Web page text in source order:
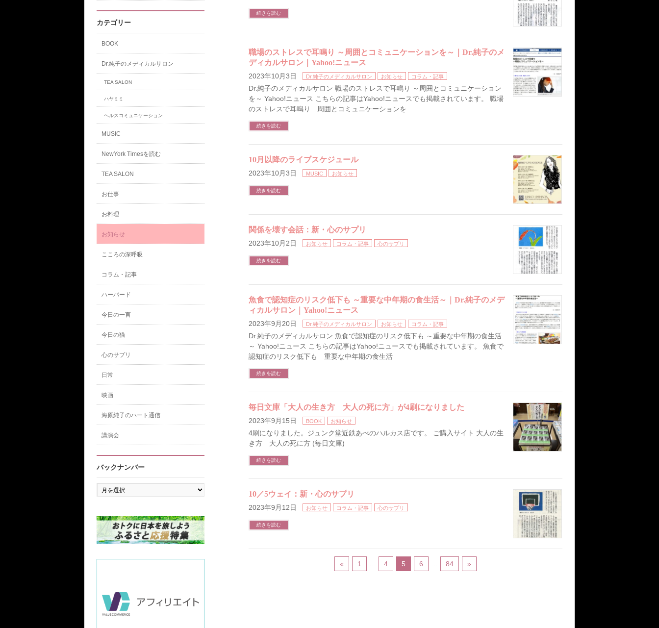
続きを読む
職場のストレスで耳鳴り ～周囲とコミュニケーションを～｜Dr.純子のメ
ディカルサロン｜Yahoo!ニュース
2023年10月3日 Dr.純子のメディカルサロン お知らせ コラム・記事
Dr.純子のメディカルサロン 職場のストレスで耳鳴り ～周囲とコミュニケーション
を～ Yahoo!ニュース こちらの記事はYahoo!ニュースでも掲載されています。 職場
のストレスで耳鳴り 周囲とコミュニケーションを
続きを読む
10月以降のライブスケジュール
2023年10月3日 MUSIC お知らせ
続きを読む
関係を壊す会話：新・心のサプリ
2023年10月2日 お知らせ コラム・記事 心のサプリ
続きを読む
魚食で認知症のリスク低下も ～重要な中年期の食生活～｜Dr.純子のメデ
ィカルサロン｜Yahoo!ニュース
2023年9月20日 Dr.純子のメディカルサロン お知らせ コラム・記事
Dr.純子のメディカルサロン 魚食で認知症のリスク低下も ～重要な中年期の食生活
～ Yahoo!ニュース こちらの記事はYahoo!ニュースでも掲載されています。 魚食で
認知症のリスク低下も 重要な中年期の食生活
続きを読む
毎日文庫「大人の生き方 大人の死に方」が4刷になりました
2023年9月15日 BOOK お知らせ
4刷になりました。ジュンク堂近鉄あべのハルカス店です。 ご購入サイト 大人の生
き方 大人の死に方 (毎日文庫)
続きを読む
10／5ウェイ：新・心のサプリ
2023年9月12日 お知らせ コラム・記事 心のサプリ
続きを読む
« 1 4 5 6 84 »
カテゴリー
BOOK
Dr.純子のメディカルサロン
TEA SALON
ハヤミミ
ヘルスコミュニケーション
MUSIC
NewYork Timesを読む
TEA SALON
お仕事
お料理
お知らせ
こころの深呼吸
コラム・記事
ハーバード
今日の一言
今日の猫
心のサプリ
日常
映画
海原純子のハート通信
講演会
バックナンバー
バ
ッ
ン
バ
ー